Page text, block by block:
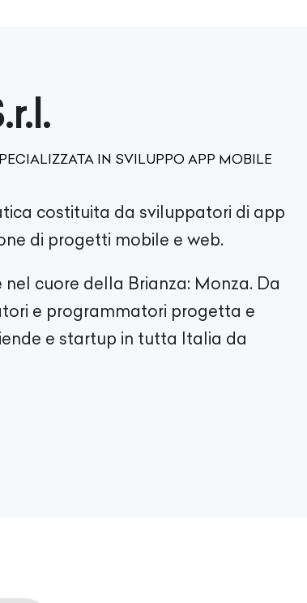
IN SVILUPPO APP MOBILE
costituita da sviluppatori di app
di progetti mobile e web.
cuore della Brianza: Monza. Da
e programmatori progetta e
e startup in tutta Italia da